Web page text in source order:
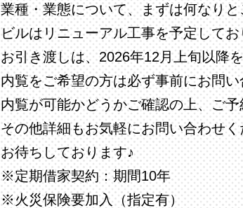
業種・業態について、まずは何なりと
ビルはリニューアル工事を予定して
お引き渡しは、2026年12月上旬以降
内覧をご希望の方は必ず事前にお問
内覧が可能かどうかご確認の上、ご
その他詳細もお気軽にお問い合わせく
お待ちしております♪
※定期借家契約：期間10年
※火災保険要加入（指定有）